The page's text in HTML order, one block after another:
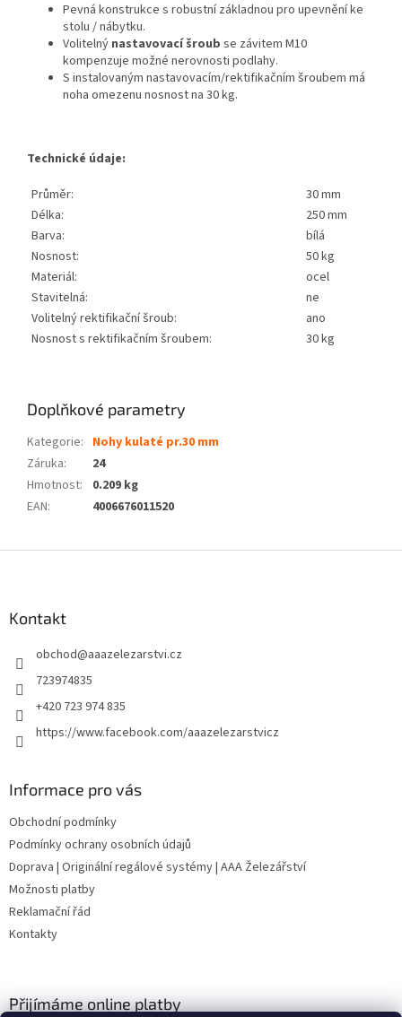
Pevná konstrukce s robustní základnou pro upevnění ke
stolu / nábytku.
Volitelný nastavovací šroub se závitem M10
kompenzuje možné nerovnosti podlahy.
S instalovaným nastavovacím/rektifikačním šroubem má
noha omezenu nosnost na 30 kg.
Technické údaje:
Průměr:
30 mm
Délka:
250 mm
Barva:
bílá
Nosnost:
50 kg
Materiál:
ocel
Stavitelná:
ne
Volitelný rektifikační šroub:
ano
Nosnost s rektifikačním šroubem:
30 kg
Doplňkové parametry
Kategorie: Nohy kulaté pr.30 mm
Záruka:
24
Hmotnost:
0.209 kg
EAN: 4006676011520
Kontakt
obchod@aaazelezarstvi.cz
723974835
+420 723 974 835
https://www.facebook.com/aaazelezarstvicz
Informace pro vás
Obchodní podmínky
Podmínky ochrany osobních údajů
Doprava | Originální regálové systémy | AAA Železářství
Možnosti platby
Reklamační řád
Kontakty
Přijímáme online platby